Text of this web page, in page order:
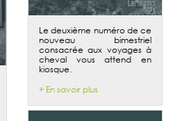
Le deuxième numéro de ce
nouveau bimestriel
consacrée aux voyages à
cheval vous attend en
kiosque.
+ En savoir plus